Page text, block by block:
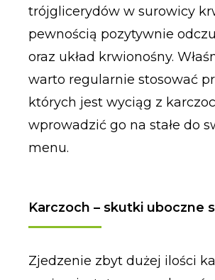
trójglicerydów w surowicy
pewnością pozytywnie
oraz układ krwionośny.
warto regularnie stosować
których jest wyciąg z
wprowadzić go na stałe do
menu.
Karczoch – skutki uboczne
Zjedzenie zbyt dużej ilości